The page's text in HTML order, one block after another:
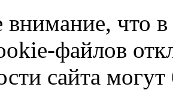
внимание, что в
файлов
сайта